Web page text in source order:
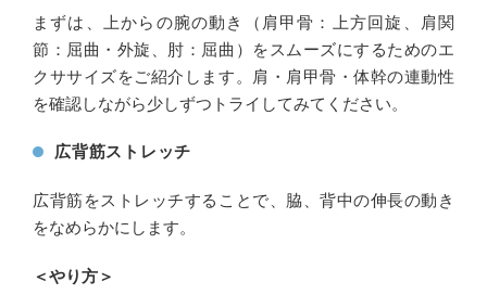
まずは、上からの腕の動き（肩甲骨：上方回旋、肩関
節：屈曲・外旋、肘：屈曲）をスムーズにするためのエ
クササイズをご紹介します。
肩・肩甲骨・体幹の連動性
を確認しながら少しずつトライしてみてください。
広背筋ストレッチ
広背筋をストレッチすることで、脇、背中の伸長の動き
をなめらかにします。
＜やり方＞